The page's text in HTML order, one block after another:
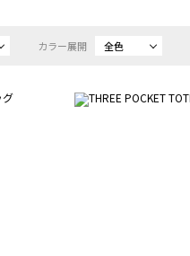
カラー展開 全色